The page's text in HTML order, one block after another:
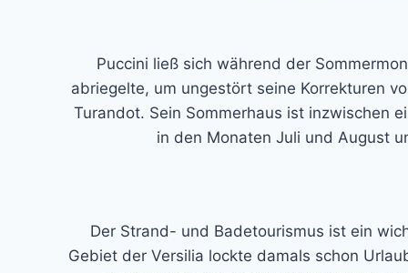
Puccini ließ sich während der
abriegelte, um ungestört seine Korrekturen
Turandot. Sein Sommerhaus ist inzwischen
in den Monaten Juli und August
Der Strand- und Badetourismus ist ein
Gebiet der Versilia lockte damals schon